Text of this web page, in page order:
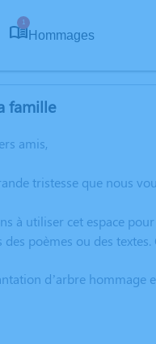
1
Hommages
famille
amis,
tristesse que nous
à utiliser cet espace
des poèmes ou des
d’arbre hommage